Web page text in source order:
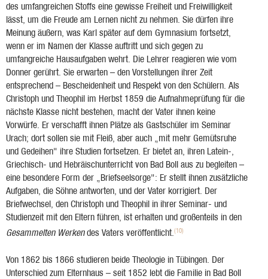
des umfangreichen Stoffs eine gewisse Freiheit und Freiwilligkeit
lässt, um die Freude am Lernen nicht zu nehmen. Sie dürfen ihre
Meinung äußern, was Karl später auf dem Gymnasium fortsetzt,
wenn er im Namen der Klasse auftritt und sich gegen zu
umfangreiche Hausaufgaben wehrt. Die Lehrer reagieren wie vom
Donner gerührt. Sie erwarten – den Vorstellungen ihrer Zeit
entsprechend – Bescheidenheit und Respekt von den Schülern. Als
Christoph und Theophil im Herbst 1859 die Aufnahmeprüfung für die
nächste Klasse nicht bestehen, macht der Vater ihnen keine
Vorwürfe. Er verschafft ihnen Plätze als Gastschüler im Seminar
Urach; dort sollen sie mit Fleiß, aber auch „mit mehr Gemütsruhe
und Gedeihen" ihre Studien fortsetzen. Er bietet an, ihren Latein-,
Griechisch- und Hebräischunterricht von Bad Boll aus zu begleiten –
eine besondere Form der „Briefseelsorge": Er stellt ihnen zusätzliche
Aufgaben, die Söhne antworten, und der Vater korrigiert. Der
Briefwechsel, den Christoph und Theophil in ihrer Seminar- und
Studienzeit mit den Eltern führen, ist erhalten und großenteils in den
Gesammelten Werkendes Vaters veröffentlicht.(10)
Von 1862 bis 1866 studieren beide Theologie in Tübingen. Der
Unterschied zum Elternhaus – seit 1852 lebt die Familie in Bad Boll